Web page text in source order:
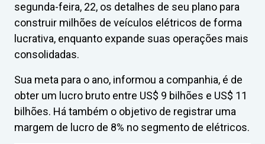
segunda-feira, 22, os detalhes de seu plano para
construir milhões de veículos elétricos de forma
lucrativa, enquanto expande suas operações mais
consolidadas.
Sua meta para o ano, informou a companhia, é de
obter um lucro bruto entre US$ 9 bilhões e US$ 11
bilhões. Há também o objetivo de registrar uma
margem de lucro de 8% no segmento de elétricos.